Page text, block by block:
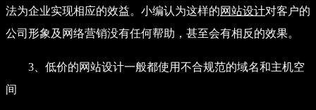
法为企业实现相应的效益。小编认为这样的网站设计对客户的
公司形象及网络营销没有任何帮助，甚至会有相反的效果。
3、低价的网站设计一般都使用不合规范的域名和主机空
间